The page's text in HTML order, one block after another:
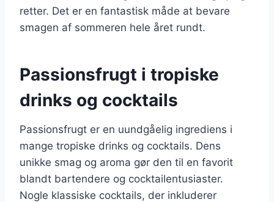
retter. Det er en fantastisk måde at bevare
smagen af sommeren hele året rundt.
Passionsfrugt i tropiske
drinks og cocktails
Passionsfrugt er en uundgåelig ingrediens i
mange tropiske drinks og cocktails. Dens
unikke smag og aroma gør den til en favorit
blandt bartendere og cocktailentusiaster.
Nogle klassiske cocktails, der inkluderer